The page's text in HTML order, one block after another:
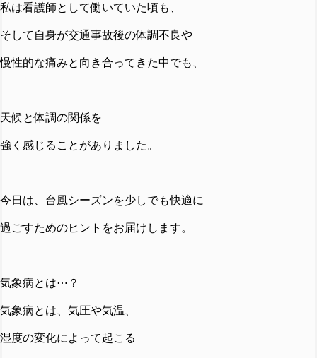
私は看護師として働いていた頃も、
そして自身が交通事故後の体調不良や
慢性的な痛みと向き合ってきた中でも、
天候と体調の関係を
強く感じることがありました。
今日は、台風シーズンを少しでも快適に
過ごすためのヒントをお届けします。
気象病とは⋯？
気象病とは、気圧や気温、
湿度の変化によって起こる